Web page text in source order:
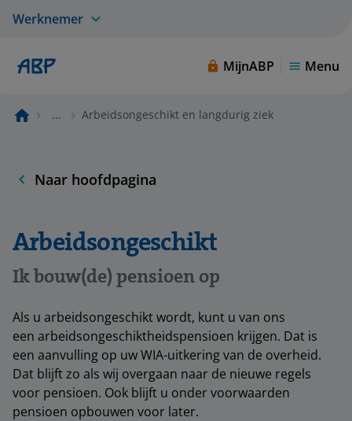
Werknemer
MijnABP Menu
... Arbeidsongeschikt en langdurig ziek
Naar hoofdpagina
Arbeidsongeschikt
Ik bouw(de) pensioen op
Als u arbeidsongeschikt wordt, kunt u van ons
een arbeidsongeschiktheidspensioen krijgen. Dat is
een aanvulling op uw WIA-uitkering van de overheid.
Dat blijft zo als wij overgaan naar de nieuwe regels
voor pensioen. Ook blijft u onder voorwaarden
pensioen opbouwen voor later.